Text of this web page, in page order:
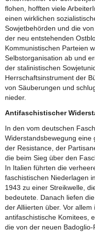
flohen, hofften viele
einen wirklichen
Sowjetbehörden und die
der neu entstehenden
Kommunistischen Parteien
Selbstorganisation ab und
der stalinistischen
Herrschaftsinstrument der
von Säuberungen und
nieder.
Antifaschistischer
In den vom deutschen
Widerstandsbewegung
der Resistance, der
die beim Sieg über den
In Italien führten die
faschistischen Niederlagen
1943 zu einer Streikwelle,
bedeutete. Danach liefen
der Alliierten über. Vor
antifaschistische Komitees,
die von der neuen